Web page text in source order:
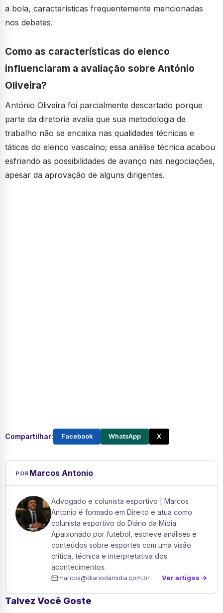
a bola, características frequentemente mencionadas
nos debates.
Como as características do elenco
influenciaram a avaliação sobre António
Oliveira?
António Oliveira foi parcialmente descartado porque
parte da diretoria avalia que sua metodologia de
trabalho não se encaixa nas qualidades técnicas e
táticas do elenco vascaíno; essa análise técnica acabou
esfriando as possibilidades de avanço nas negociações,
apesar da aprovação de alguns dirigentes.
Compartilhar: Facebook WhatsApp X
POR Marcos Antonio
Advogado e colunista esportivo | Marcos
Antonio é formado em Direito e atua como
colunista esportivo do Diário da Mídia.
Apaixonado por futebol, escreve análises e
conteúdos sobre esportes com uma visão
crítica, técnica e interpretativa dos
acontecimentos.
marcos@diariodamidia.com.br Ver artigos →
Talvez Você Goste